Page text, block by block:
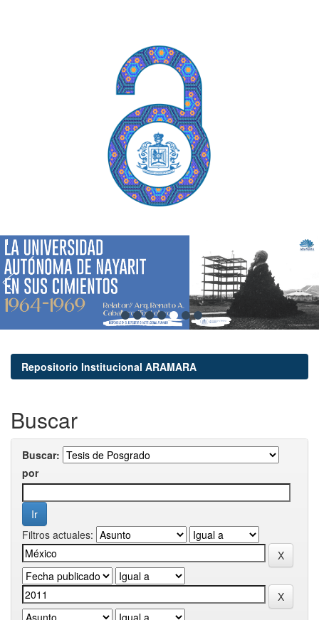
Repositorio Institucional ARAMARA
Buscar
Buscar:
por
Filtros actuales: